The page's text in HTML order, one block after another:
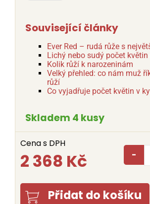
Související články
Ever Red – rudá růže s
Lichý nebo sudý počet květin
Kolik růží k narozeninám
Velký přehled: co nám muž
růží
Co vyjadřuje počet květin v
Skladem 4 kusy
Cena s DPH
2 368 Kč -
Přidat do košíku